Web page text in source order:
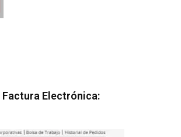
Factura Electrónica: